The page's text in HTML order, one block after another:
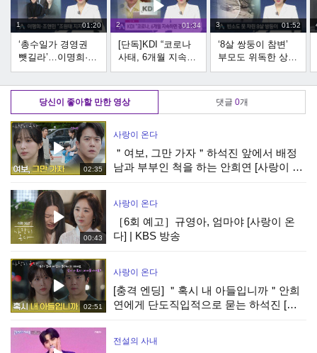
1 01:20
‘총수일가 경영권
뺏길라’…이명희·조
현민 “조원태 지지”
2 01:34
[단독]KDI “코로나
사태, 6개월 지속하
면 경제 직격탄”
3 01:52
‘8살 쌍둥이 참변’
부모도 위독한 상
태…안타까운 사연
당신이 좋아할 만한 영상 댓글 0개
02:35
사랑이 온다
＂여보, 그만 가자＂하석진 앞에서 배정
남과 부부인 척을 하는 안희연 [사랑이 온
00:43
사랑이 온다
［6회 예고］규영아, 엄마야 [사랑이 온
다] | KBS 방송
02:51
사랑이 온다
[충격 엔딩] ＂혹시 내 아들입니까＂안희
연에게 단도직입적으로 묻는 하석진 [사
전설의 사내